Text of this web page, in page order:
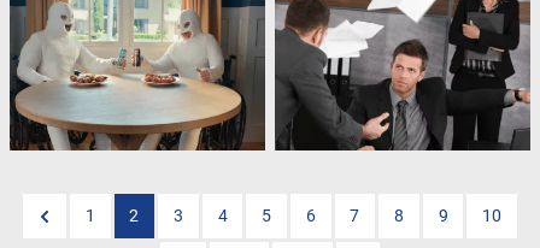
1 2 3 4 5 6 7 8 9 10